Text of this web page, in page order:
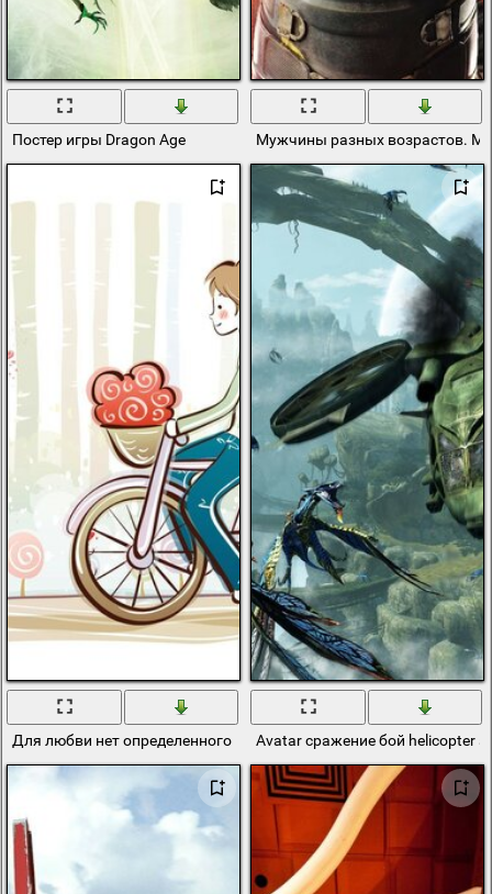
Постер игры Dragon Age Мужчины разных возрастов.
Для любви нет определенного возрастаAvatar сражение бой helicopter